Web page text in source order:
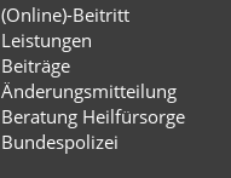
(Online)-Beitritt
Leistungen
Beiträge
Änderungsmitteilung
Beratung Heilfürsorge
Bundespolizei